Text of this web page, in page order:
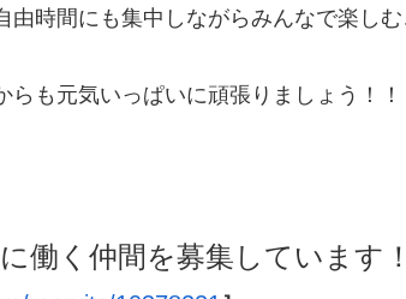
由時間にも集中しながらみんなで楽しむ
らも元気いっぱいに頑張りましょう！！
働く仲間を募集しています！